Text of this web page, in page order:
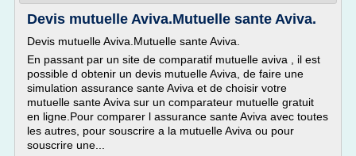
Devis mutuelle Aviva.Mutuelle sante Aviva.
Devis mutuelle Aviva.Mutuelle sante Aviva.
En passant par un site de comparatif mutuelle aviva , il est
possible d obtenir un devis mutuelle Aviva, de faire une
simulation assurance sante Aviva et de choisir votre
mutuelle sante Aviva sur un comparateur mutuelle gratuit
en ligne.Pour comparer l assurance sante Aviva avec toutes
les autres, pour souscrire a la mutuelle Aviva ou pour
souscrire une...